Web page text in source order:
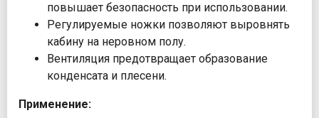
повышает безопасность при использовании.
Регулируемые ножки позволяют выровнять
кабину на неровном полу.
Вентиляция предотвращает образование
конденсата и плесени.
Применение: